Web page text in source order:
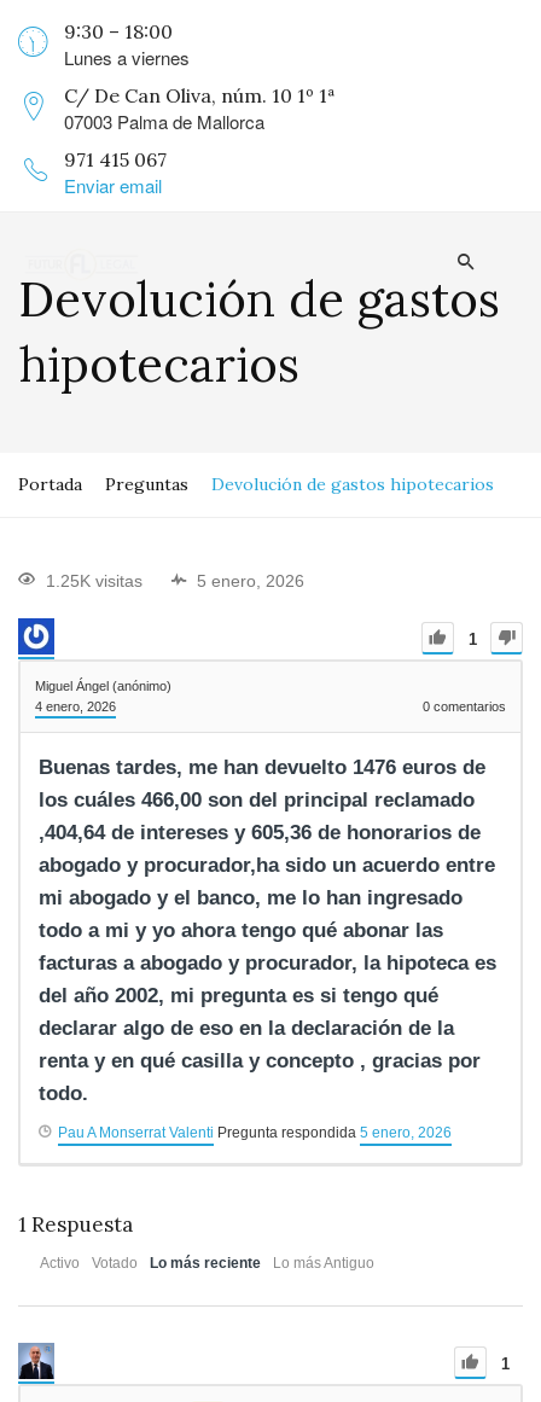
9:30 – 18:00
Lunes a viernes
C/ De Can Oliva, núm. 10 1º 1ª
07003 Palma de Mallorca
971 415 067
Enviar email
Devolución de gastos
hipotecarios
Portada Preguntas Devolución de gastos hipotecarios
1.25K visitas 5 enero, 2026
1
Miguel Ángel (anónimo)
4 enero, 2026
0 comentarios
Buenas tardes, me han devuelto 1476 euros de
los cuáles 466,00 son del principal reclamado
,404,64 de intereses y 605,36 de honorarios de
abogado y procurador,ha sido un acuerdo entre
mi abogado y el banco, me lo han ingresado
todo a mi y yo ahora tengo qué abonar las
facturas a abogado y procurador, la hipoteca es
del año 2002, mi pregunta es si tengo qué
declarar algo de eso en la declaración de la
renta y en qué casilla y concepto , gracias por
todo.
Pau A Monserrat Valenti Pregunta respondida 5 enero, 2026
1 Respuesta
Activo Votado Lo más reciente Lo más Antiguo
1